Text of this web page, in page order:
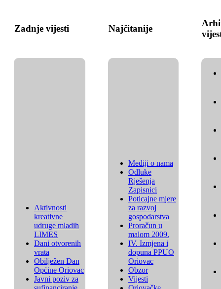
Zadnje vijesti Najčitanije
Aktivnosti
kreativne
udruge mladih
LIMES
Dani otvorenih
vrata
Obilježen Dan
Općine Oriovac
Javni poziv za
Mediji o nama
Odluke
Rješenja
Zapisnici
Poticajne mjere
za razvoj
gospodarstva
Proračun u
malom 2009.
IV. Izmjena i
dopuna PPUO
Oriovac
Obzor
Vijesti